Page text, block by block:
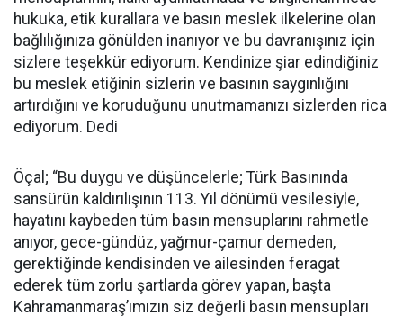
hukuka, etik kurallara ve basın meslek ilkelerine olan
bağlılığınıza gönülden inanıyor ve bu davranışınız için
sizlere teşekkür ediyorum. Kendinize şiar edindiğiniz
bu meslek etiğinin sizlerin ve basının saygınlığını
artırdığını ve koruduğunu unutmamanızı sizlerden rica
ediyorum. Dedi
Öçal; “Bu duygu ve düşüncelerle; Türk Basınında
sansürün kaldırılışının 113. Yıl dönümü vesilesiyle,
hayatını kaybeden tüm basın mensuplarını rahmetle
anıyor, gece-gündüz, yağmur-çamur demeden,
gerektiğinde kendisinden ve ailesinden feragat
ederek tüm zorlu şartlarda görev yapan, başta
Kahramanmaraş’ımızın siz değerli basın mensupları